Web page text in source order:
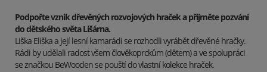
Podpořte vznik dřevěných rozvojových hraček a přijměte pozvání
do dětského světa Lišárna.
Liška Eliška a její lesní kamarádi se rozhodli vyrábět dřevěné hračky.
Rádi by udělali radost všem člověkoprckům (dětem) a ve spolupráci
se značkou BeWooden se pouští do vlastní kolekce hraček.